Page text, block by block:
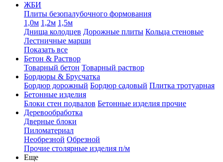
ЖБИ
Плиты безопалубочного формования
1,0м 1,2м 1,5м
Днища колодцев Дорожные плиты Кольца стеновые
Лестничные марши
Показать все
Бетон & Раствор
Товарный бетон Товарный раствор
Бордюры & Брусчатка
Бордюр дорожный Бордюр садовый Плитка тротуарная
Бетонные изделия
Блоки стен подвалов Бетонные изделия прочие
Деревообработка
Дверные блоки
Пиломатериал
Необрезной Обрезной
Прочие столярные изделия п/м
Еще